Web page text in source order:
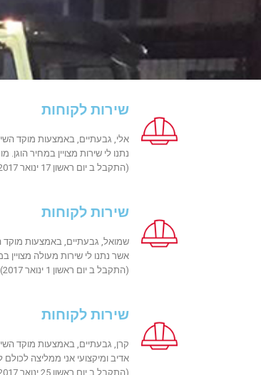
שירות לקוחות
אלי, גבעתיים, באמצעות מוקד
נתנו לי שירות מצויין במחיר הוגן.
(התקבל ב יום ראשון 17 ינואר 2017)
שירות לקוחות
שמואל, גבעתיים, באמצעות מוקד
אשר נתנו לי שירות מעולה
(התקבל ב יום ראשון 1 ינואר 2017)
שירות לקוחות
קרן, גבעתיים, באמצעות מוקד
אדיב ומיקצועי אני ממליצה
(התקבל ב יום ראשון 25 ינואר 2017)